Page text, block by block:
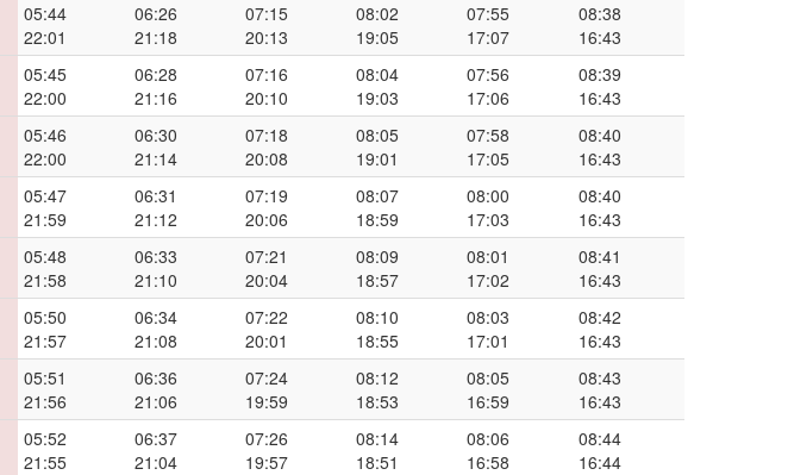
05:44
22:01
06:26
21:18
07:15
20:13
08:02
19:05
07:55
17:07
08:38
16:43
05:45
22:00
06:28
21:16
07:16
20:10
08:04
19:03
07:56
17:06
08:39
16:43
05:46
22:00
06:30
21:14
07:18
20:08
08:05
19:01
07:58
17:05
08:40
16:43
05:47
21:59
06:31
21:12
07:19
20:06
08:07
18:59
08:00
17:03
08:40
16:43
05:48
21:58
06:33
21:10
07:21
20:04
08:09
18:57
08:01
17:02
08:41
16:43
05:50
21:57
06:34
21:08
07:22
20:01
08:10
18:55
08:03
17:01
08:42
16:43
05:51
21:56
06:36
21:06
07:24
19:59
08:12
18:53
08:05
16:59
08:43
16:43
05:52
21:55
06:37
21:04
07:26
19:57
08:14
18:51
08:06
16:58
08:44
16:44